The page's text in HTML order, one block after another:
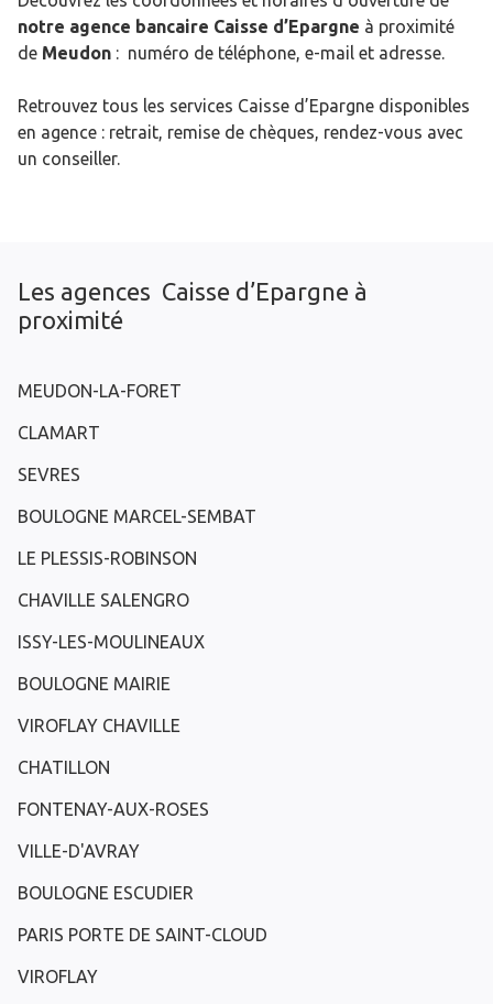
notre agence bancaire Caisse d’Epargne à proximité
de Meudon : numéro de téléphone, e-mail et adresse.
Retrouvez tous les services Caisse d’Epargne disponibles
en agence : retrait, remise de chèques, rendez-vous avec
un conseiller.
Les agences Caisse d’Epargne à
proximité
MEUDON-LA-FORET
CLAMART
SEVRES
BOULOGNE MARCEL-SEMBAT
LE PLESSIS-ROBINSON
CHAVILLE SALENGRO
ISSY-LES-MOULINEAUX
BOULOGNE MAIRIE
VIROFLAY CHAVILLE
CHATILLON
FONTENAY-AUX-ROSES
VILLE-D'AVRAY
BOULOGNE ESCUDIER
PARIS PORTE DE SAINT-CLOUD
VIROFLAY